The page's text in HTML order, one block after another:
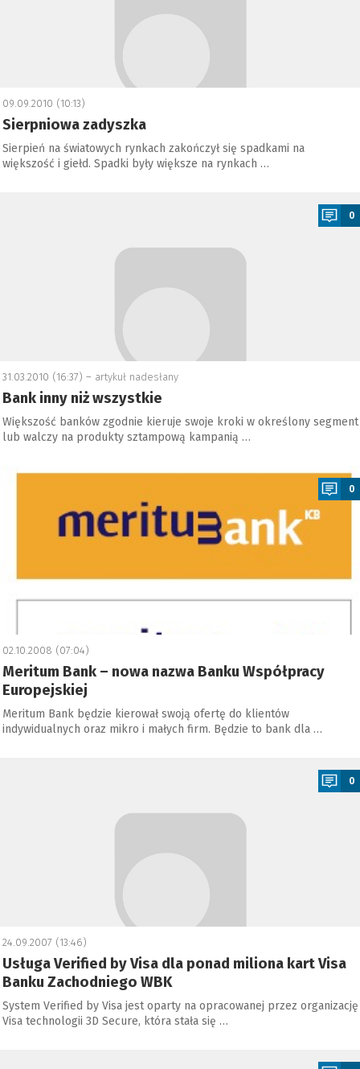
09.09.2010 (10:13)
Sierpniowa zadyszka
Sierpień na światowych rynkach zakończył się spadkami na
większość i giełd. Spadki były większe na rynkach …
0
31.03.2010 (16:37) – artykuł nadesłany
Bank inny niż wszystkie
Większość banków zgodnie kieruje swoje kroki w określony segment
lub walczy na produkty sztampową kampanią …
0
02.10.2008 (07:04)
Meritum Bank – nowa nazwa Banku Współpracy
Europejskiej
Meritum Bank będzie kierował swoją ofertę do klientów
indywidualnych oraz mikro i małych firm. Będzie to bank dla …
0
24.09.2007 (13:46)
Usługa Verified by Visa dla ponad miliona kart Visa
Banku Zachodniego WBK
System Verified by Visa jest oparty na opracowanej przez organizację
Visa technologii 3D Secure, która stała się …